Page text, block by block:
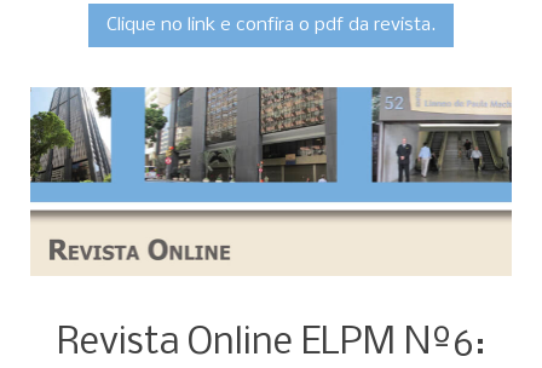
Clique no link e confira o pdf da revista.
Revista Online ELPM Nº6: